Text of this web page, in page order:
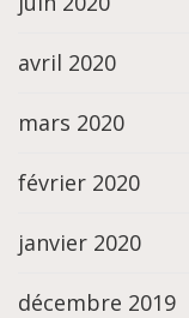
avril 2020
mars 2020
février 2020
janvier 2020
décembre 2019